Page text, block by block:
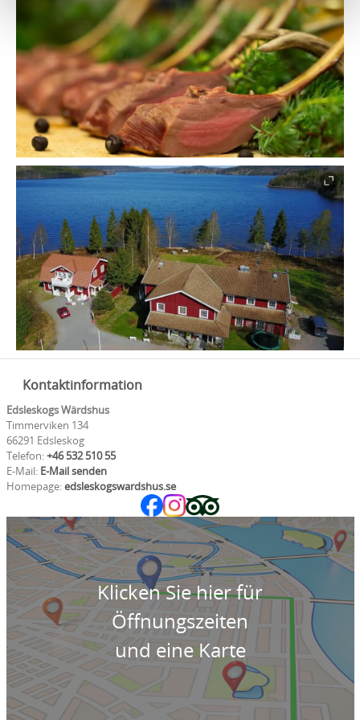
Kontaktinformation
Edsleskogs Wärdshus
Timmerviken 134
66291 Edsleskog
Telefon:+46 532 510 55
E-Mail: E-Mail senden
Homepage:edsleskogswardshus.se
Klicken Sie hier für
Öffnungszeiten
und eine Karte